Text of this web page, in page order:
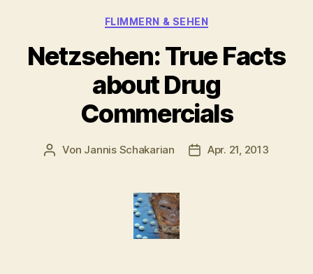
Kategorien
FLIMMERN & SEHEN
Netzsehen: True Facts
about Drug
Commercials
Beitragsautor
Von Jannis Schakarian Apr. 21, 2013